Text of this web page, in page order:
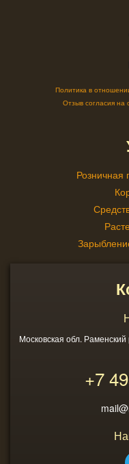
Политика в
Отзыв согласия на
Московская обл.
+7